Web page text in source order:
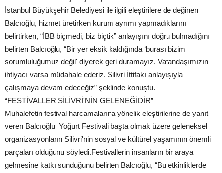
İstanbul Büyükşehir Belediyesi ile ilgili eleştirilere de değinen
Balcıoğlu, hizmet üretirken kurum ayrımı yapmadıklarını
belirtirken, “İBB biçmedi, biz biçtik” anlayışını doğru bulmadığını
belirten Balcıoğlu, “Bir yer eksik kaldığında ‘burası bizim
sorumluluğumuz değil' diyerek geri duramayız. Vatandaşımızın
ihtiyacı varsa müdahale ederiz. Silivri İttifakı anlayışıyla
çalışmaya devam edeceğiz” şeklinde konuştu.
“FESTİVALLER SİLİVRİ'NİN GELENEĞİDİR”
Muhalefetin festival harcamalarına yönelik eleştirilerine de yanıt
veren Balcıoğlu, Yoğurt Festivali başta olmak üzere geleneksel
organizasyonların Silivri'nin sosyal ve kültürel yaşamının önemli
parçaları olduğunu söyledi.Festivallerin insanların bir araya
gelmesine katkı sunduğunu belirten Balcıoğlu, “Bu etkinliklerde